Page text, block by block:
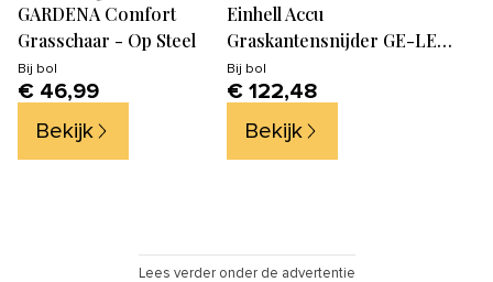
GARDENA Comfort
Grasschaar - Op Steel
Bij bol
€ 46,99
Bekijk
Einhell Accu
Graskantensnijder GE-LE
18/190 Li Solo
Bij bol
€ 122,48
Bekijk
Lees verder onder de advertentie